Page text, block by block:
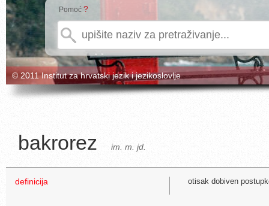
Pomoć ?
© 2011 Institut za hrvatski jezik i jezikoslovlje
bakrorez im. m. jd.
definicija otisak dobiven